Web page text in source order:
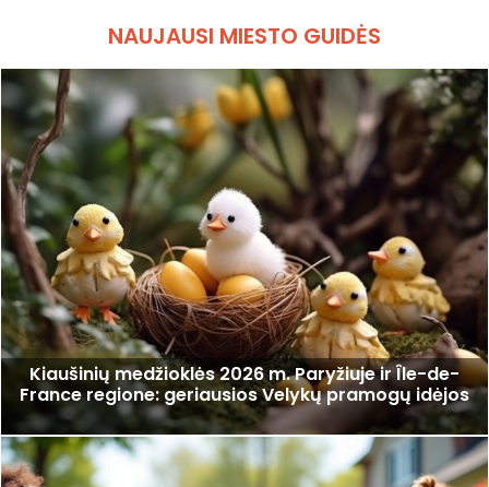
NAUJAUSI MIESTO GUIDĖS
Kiaušinių medžioklės 2026 m. Paryžiuje ir Île-de-
France regione: geriausios Velykų pramogų idėjos